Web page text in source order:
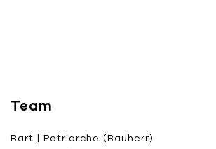
Team
Bart | Patriarche (Bauherr)